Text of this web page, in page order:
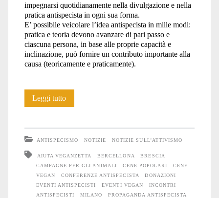
impegnarsi quotidianamente nella divulgazione e nella
pratica antispecista in ogni sua forma.
E’ possibile veicolare l’idea antispecista in mille modi:
pratica e teoria devono avanzare di pari passo e
ciascuna persona, in base alle proprie capacità e
inclinazione, può fornire un contributo importante alla
causa (teoricamente e praticamente).
Leggi tuttoUn
ANTISPECISMO NOTIZIE NOTIZIE SULL'ATTIVISMO
AIUTA VEGANZETTA BERCELLONA
BRESCIA
CAMPAGNE PER GLI ANIMALI
CENE POPOLARI
CENE
VEGAN
CONFERENZE ANTISPECISTA
DONAZIONI
EVENTI ANTISPECISTI
EVENTI VEGAN
INCONTRI
ANTISPECISTI
MILANO
PROPAGANDA ANTISPECISTA